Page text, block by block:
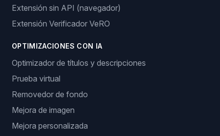
Extensión sin API (navegador)
Extensión Verificador VeRO
OPTIMIZACIONES CON IA
Optimizador de títulos y descripciones
Prueba virtual
Removedor de fondo
Mejora de imagen
Mejora personalizada